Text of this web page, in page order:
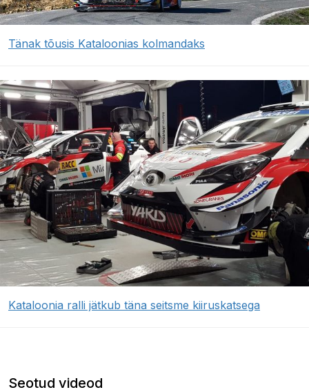
Tänak tõusis Kataloonias kolmandaks
Kataloonia ralli jätkub täna seitsme kiiruskatsega
Seotud videod